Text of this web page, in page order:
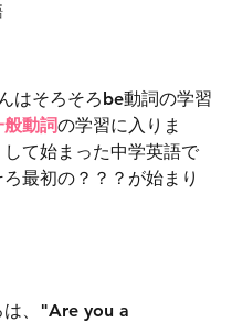
はそろそろbe動詞の学習
般動詞の学習に入りま
て始まった中学英語で
最初の？？？が始まり
、"Are you a